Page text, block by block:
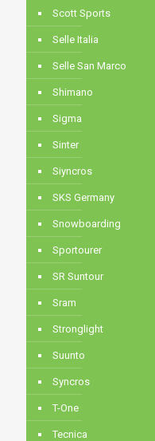
Scott Sports
Selle Italia
Selle San Marco
Shimano
Sigma
Sinter
Siyncros
SKS Germany
Snowboarding
Sportourer
SR Suntour
Sram
Stronglight
Suunto
Syncros
T-One
Tecnica